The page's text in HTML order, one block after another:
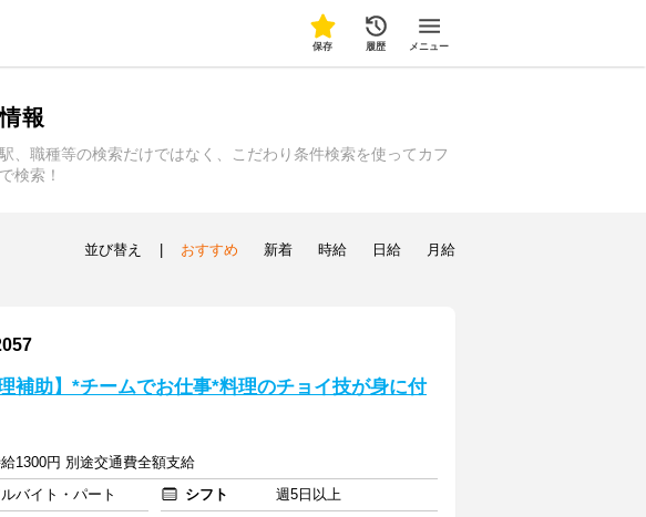
保存 履歴 メニュー
報
、職種等の検索だけではなく、こだわり条件検索を使ってカフ
検索！
並び替え おすすめ 新着 時給 日給 月給
補助】*チームでお仕事*料理のチョイ技が身に付
1300円 別途交通費全額支給
バイト・パート シフト
週5日以上